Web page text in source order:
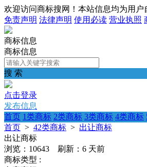
欢迎访问商标搜网！本站信息均为用
免责声明 法律声明 使用必读 营业执照
商标信息
商标信息
搜 索
点击登录
发布信息
首页 1类商标 2类商标 3类商标 4类商标
首页 > 42类商标 > 出让商标
出让商标
浏览：10643 刷新： 6 天前
商标类型 :